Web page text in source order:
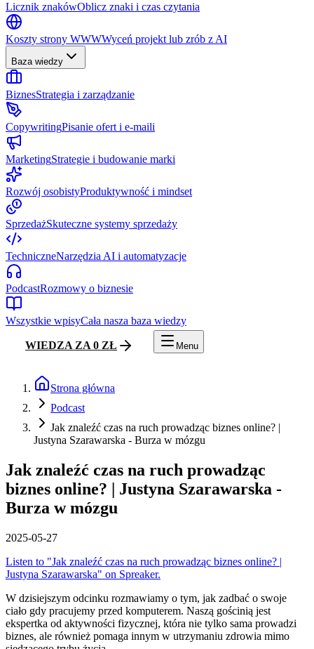
Licznik znakówOblicz znaki i czas czytania
Koszty strony WWWWyceń projekt lub zrób z AI
Baza wiedzy
BiznesStrategia i zarządzanie
CopywritingPisanie ofert i e-maili
MarketingStrategie i budowanie marki
Rozwój osobistyProduktywność i mindset
SprzedażSkuteczne systemy sprzedaży
TechniczneNarzędzia AI i automatyzacje
PodcastRozmowy o biznesie
Wszystkie wpisyCała nasza baza wiedzy
WIEDZA ZA 0 ZŁ Menu
Strona główna
Podcast
Jak znaleźć czas na ruch prowadząc biznes online? |
Justyna Szarawarska - Burza w mózgu
Jak znaleźć czas na ruch prowadząc
biznes online? | Justyna Szarawarska -
Burza w mózgu
2025-05-27
Listen to "Jak znaleźć czas na ruch prowadząc biznes online? |
Justyna Szarawarska" on Spreaker.
W dzisiejszym odcinku rozmawiamy o tym, jak zadbać o swoje
ciało gdy pracujemy przed komputerem. Naszą gościnią jest
ekspertka od aktywności fizycznej, która nie tylko sama prowadzi
biznes, ale również pomaga innym w utrzymaniu zdrowia mimo